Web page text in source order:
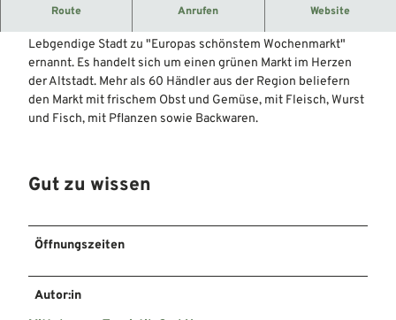
Route Anrufen Website
Grüner Wochenmarkt in der Nienburger Altstadt.
Lebgendige Stadt zu "Europas schönstem Wochenmarkt"
ernannt. Es handelt sich um einen grünen Markt im Herzen
der Altstadt. Mehr als 60 Händler aus der Region beliefern
den Markt mit frischem Obst und Gemüse, mit Fleisch, Wurst
und Fisch, mit Pflanzen sowie Backwaren.
Gut zu wissen
Öffnungszeiten
Autor:in